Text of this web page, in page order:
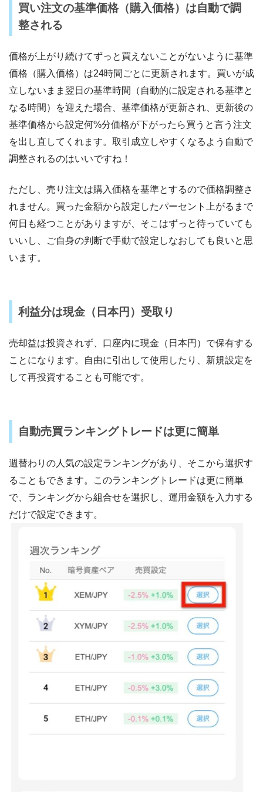
買い注文の基準価格（購入価格）は自動で調
整される
価格が上がり続けてずっと買えないことがないように基準
価格（購入価格）は24時間ごとに更新されます。買いが成
立しないまま翌日の基準時間（自動的に設定される基準と
なる時間）を迎えた場合、基準価格が更新され、更新後の
基準価格から設定何%分価格が下がったら買うと言う注文
を出し直してくれます。取引成立しやすくなるよう自動で
調整されるのはいいですね！
ただし、売り注文は購入価格を基準とするので価格調整さ
れません。買った金額から設定したパーセント上がるまで
何日も経つことがありますが、そこはずっと待っていても
いいし、ご自身の判断で手動で設定しなおしても良いと思
います。
利益分は現金（日本円）受取り
売却益は投資されず、口座内に現金（日本円）で保有する
ことになります。自由に引出して使用したり、新規設定を
して再投資することも可能です。
自動売買ランキングトレードは更に簡単
週替わりの人気の設定ランキングがあり、そこから選択す
ることもできます。このランキングトレードは更に簡単
で、ランキングから組合せを選択し、運用金額を入力する
だけで設定できます。